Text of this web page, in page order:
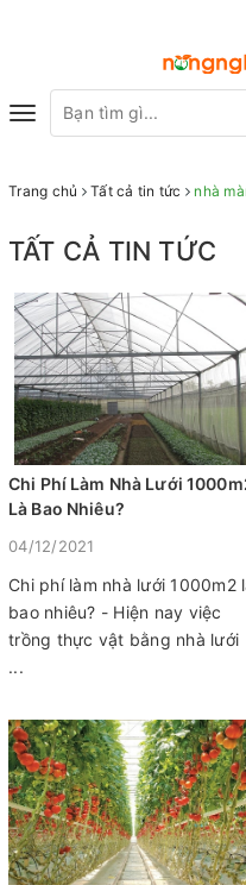
Toggle
Trang chủ Tất cả tin tức nhà
TẤT CẢ TIN TỨC
Chi Phí Làm Nhà Lưới
Là Bao Nhiêu?
04/12/2021
Chi phí làm nhà lưới 1000m2
bao nhiêu? - Hiện nay việc
trồng thực vật bằng nhà lưới
...